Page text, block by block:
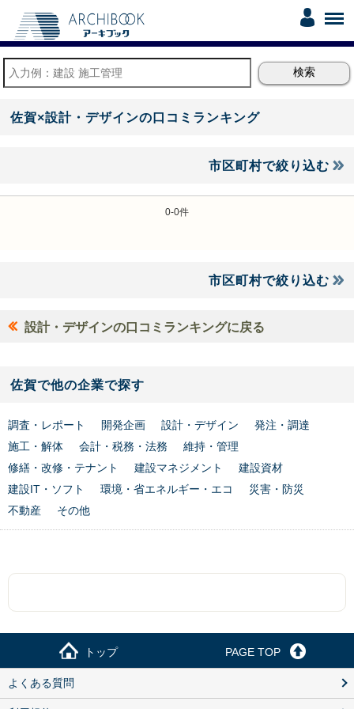
佐賀×設計・デザインの口コミランキング
市区町村で絞り込む
0-0件
市区町村で絞り込む
設計・デザインの口コミランキングに戻る
佐賀で他の企業で探す
調査・レポート 開発企画 設計・デザイン
発注・調達
施工・解体
会計・税務・法務
維持・管理
修繕・改修・テナント
建設マネジメント
建設資材
建設IT・ソフト
環境・省エネルギー・エコ
災害・防災
不動産
その他
トップ PAGE TOP
よくある質問